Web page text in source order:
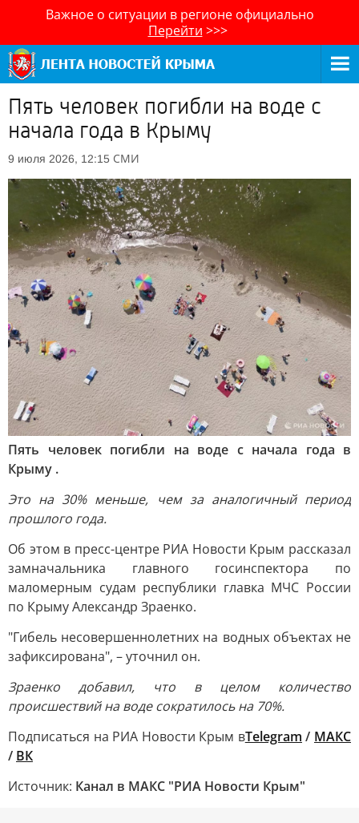
Важное о ситуации в регионе официально
Перейти >>>
Пять человек погибли на воде с
начала года в Крыму
9 июля 2026, 12:15 СМИ
Пять человек погибли на воде с начала года в
Крыму .
Это на 30% меньше, чем за аналогичный период
прошлого года.
Об этом в пресс-центре РИА Новости Крым рассказал
замначальника главного госинспектора по
маломерным судам республики главка МЧС России
по Крыму Александр Зраенко.
"Гибель несовершеннолетних на водных объектах не
зафиксирована", – уточнил он.
Зраенко добавил, что в целом количество
происшествий на воде сократилось на 70%.
Подписаться на РИА Новости Крым вTelegram / МАКС
/ ВК
Источник: Канал в МАКС "РИА Новости Крым"